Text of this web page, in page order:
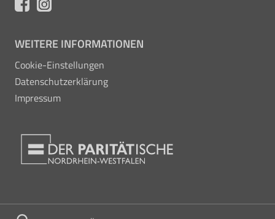
WEITERE INFORMATIONEN
Cookie-Einstellungen
Datenschutzerklärung
Impressum